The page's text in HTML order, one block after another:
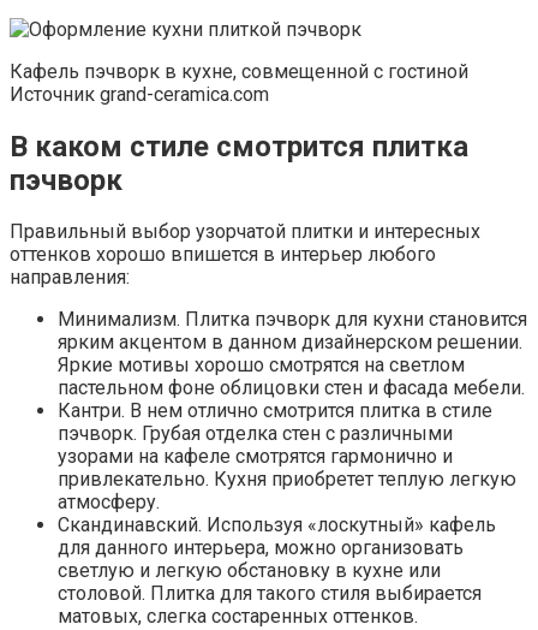
Кафель пэчворк в кухне, совмещенной с гостиной
Источник grand-ceramica.com
В каком стиле смотрится плитка
пэчворк
Правильный выбор узорчатой плитки и интересных
оттенков хорошо впишется в интерьер любого
направления:
Минимализм. Плитка пэчворк для кухни становится
ярким акцентом в данном дизайнерском решении.
Яркие мотивы хорошо смотрятся на светлом
пастельном фоне облицовки стен и фасада мебели.
Кантри. В нем отлично смотрится плитка в стиле
пэчворк. Грубая отделка стен с различными
узорами на кафеле смотрятся гармонично и
привлекательно. Кухня приобретет теплую легкую
атмосферу.
Скандинавский. Используя «лоскутный» кафель
для данного интерьера, можно организовать
светлую и легкую обстановку в кухне или
столовой. Плитка для такого стиля выбирается
матовых, слегка состаренных оттенков.